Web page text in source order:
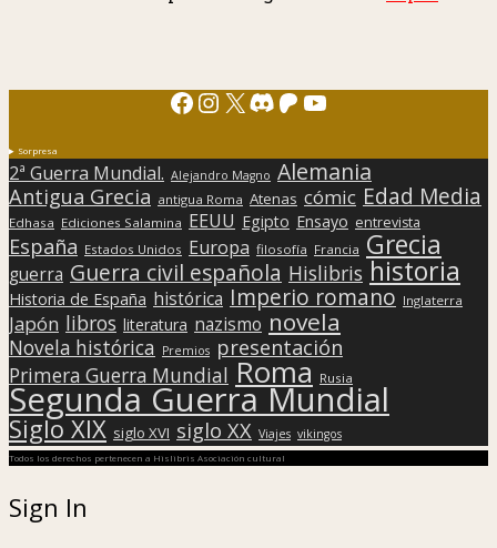
Facebook
Instagram
X Discord
Patreon
YouTube
Sorpresa
2ª Guerra Mundial. Alejandro Magno Alemania
Antigua Grecia antigua Roma Atenas cómic Edad Media
Edhasa Ediciones Salamina EEUU Egipto Ensayo entrevista
España Estados Unidos Europa filosofía Francia Grecia
guerra Guerra civil española Hislibris historia
Historia de España histórica Imperio romano Inglaterra
Japón libros literatura nazismo novela
Novela histórica Premios presentación
Primera Guerra Mundial Roma Rusia
Segunda Guerra Mundial
Siglo XIX siglo XVI siglo XX Viajes vikingos
Todos los derechos pertenecen a Hislibris Asociación cultural
Sign In